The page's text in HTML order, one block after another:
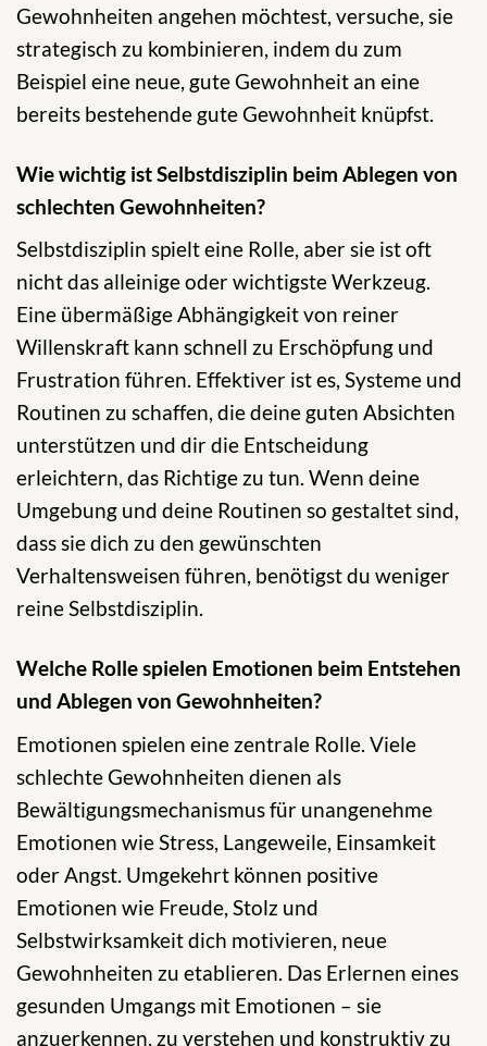
Gewohnheiten angehen möchtest, versuche, sie
strategisch zu kombinieren, indem du zum
Beispiel eine neue, gute Gewohnheit an eine
bereits bestehende gute Gewohnheit knüpfst.
Wie wichtig ist Selbstdisziplin beim Ablegen von
schlechten Gewohnheiten?
Selbstdisziplin spielt eine Rolle, aber sie ist oft
nicht das alleinige oder wichtigste Werkzeug.
Eine übermäßige Abhängigkeit von reiner
Willenskraft kann schnell zu Erschöpfung und
Frustration führen. Effektiver ist es, Systeme und
Routinen zu schaffen, die deine guten Absichten
unterstützen und dir die Entscheidung
erleichtern, das Richtige zu tun. Wenn deine
Umgebung und deine Routinen so gestaltet sind,
dass sie dich zu den gewünschten
Verhaltensweisen führen, benötigst du weniger
reine Selbstdisziplin.
Welche Rolle spielen Emotionen beim Entstehen
und Ablegen von Gewohnheiten?
Emotionen spielen eine zentrale Rolle. Viele
schlechte Gewohnheiten dienen als
Bewältigungsmechanismus für unangenehme
Emotionen wie Stress, Langeweile, Einsamkeit
oder Angst. Umgekehrt können positive
Emotionen wie Freude, Stolz und
Selbstwirksamkeit dich motivieren, neue
Gewohnheiten zu etablieren. Das Erlernen eines
gesunden Umgangs mit Emotionen – sie
anzuerkennen, zu verstehen und konstruktiv zu